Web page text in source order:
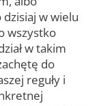
w wielu
wszystko
w takim
do
reguły i